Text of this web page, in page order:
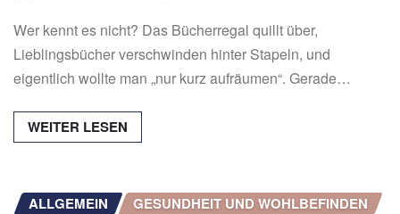
Wer kennt es nicht? Das Bücherregal quillt über,
Lieblingsbücher verschwinden hinter Stapeln, und
eigentlich wollte man „nur kurz aufräumen“. Gerade…
WEITER LESEN
ALLGEMEIN GESUNDHEIT UND WOHLBEFINDEN